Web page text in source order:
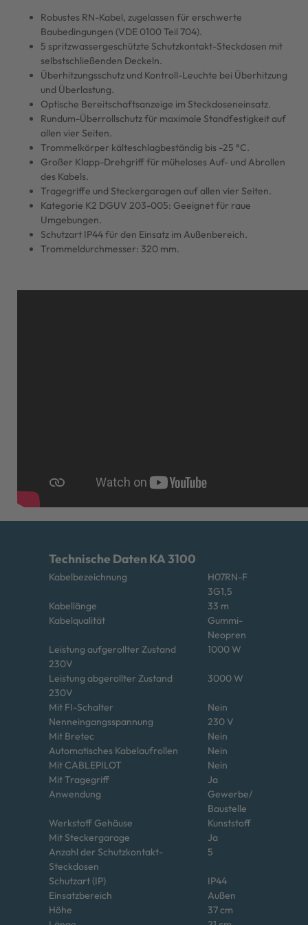
Robustes RN-Kabel, zugelassen für erschwerte
Baubedingungen (VDE 0100 Teil 704).
5 spritzwassergeschützte Schutzkontakt-Steckdosen mit
selbstschließenden Deckeln.
Überhitzungsschutz und Kontroll-Leuchte bei Überhitzung
und Überlastung.
Optische Bereitschaftsanzeige im Steckdoseneinsatz.
Rundum-Überrollschutz für maximale Standfestigkeit auf
allen vier Seiten.
Trommelkörper kälteschlagbeständig bis -25 °C.
Großer Klapp-Drehgriff für müheloses Auf- und Abrollen
des Kabels.
Tragegriffe und Steckergaragen auf allen vier Seiten.
Kategorie K2 DGUV 203-005: Geeignet für raue
Umgebungen.
Schutzart IP44 für den Einsatz im Außenbereich.
Trommeldurchmesser: 320 mm.
Technische Daten KA 3100
Kabelbezeichnung
H07RN-F
3G1,5
Kabellänge
33 m
Kabelqualität
Gummi-
Neopren
Leistung aufgerollter Zustand
230V
1000 W
Leistung abgerollter Zustand
230V
3000 W
Mit FI-Schalter
Nein
Nenneingangsspannung
230 V
Mit Bretec
Nein
Automatisches Kabelaufrollen
Nein
Mit CABLEPILOT
Nein
Mit Tragegriff
Ja
Anwendung
Gewerbe/
Baustelle
Werkstoff Gehäuse
Kunststoff
Mit Steckergarage
Ja
Anzahl der Schutzkontakt-
Steckdosen
5
Schutzart (IP)
IP44
Einsatzbereich
Außen
Höhe
37 cm